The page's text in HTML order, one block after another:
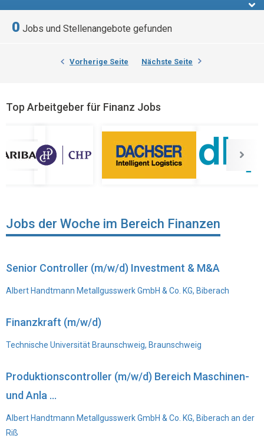
0 Jobs und Stellenangebote gefunden
Vorherige Seite Nächste Seite
Top Arbeitgeber für Finanz Jobs
Jobs der Woche im Bereich Finanzen
Senior Controller (m/w/d) Investment & M&A
Albert Handtmann Metallgusswerk GmbH & Co. KG, Biberach
Finanzkraft (m/w/d)
Technische Universität Braunschweig, Braunschweig
Produktionscontroller (m/w/d) Bereich Maschinen-
und Anla ...
Albert Handtmann Metallgusswerk GmbH & Co. KG, Biberach an der
Riß